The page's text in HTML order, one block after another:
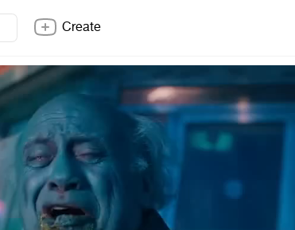
Create